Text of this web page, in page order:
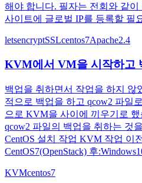
해야 합니다. 필자는 전회와 같이
사이트에 글로벌 IP를 등록할 필
letsencryptSSLcentos7Apache2.4
KVM에서 VM을 시작하고
백업을 취하면서 작업을 하지 않
적으로 백업을 하고 qcow2 파일
으로 KVM을 사이에 끼우기로
qcow2 파일의 백업을 취하는 것
CentOS 설치 작업 KVM 작업 이
CentOS7(OpenStack) 후
KVMcentos7